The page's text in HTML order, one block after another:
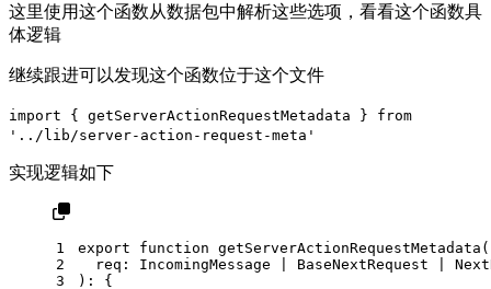
这里使用这个函数从数据包中解析这些选项，看看这个函数具
体逻辑
继续跟进可以发现这个函数位于这个文件
import { getServerActionRequestMetadata } from
'../lib/server-action-request-meta'
实现逻辑如下
1
2
3
export function getServerActionRequestMetadata (
req: IncomingMessage | BaseNextRequest |
): {